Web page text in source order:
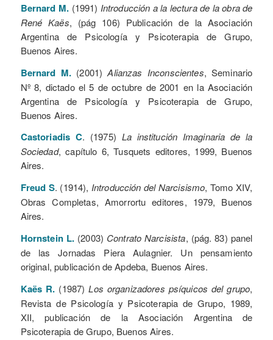
Bernard M. (1991) Introducción a la lectura de la obra de
René Kaës, (pág 106) Publicación de la Asociación
Argentina de Psicología y Psicoterapia de Grupo,
Buenos Aires.
Bernard M. (2001)Alianzas Inconscientes, Seminario
Nº 8, dictado el 5 de octubre de 2001 en la Asociación
Argentina de Psicología y Psicoterapia de Grupo,
Buenos Aires.
Castoriadis C. (1975) La institución Imaginaria de la
Sociedad, capítulo 6, Tusquets editores, 1999, Buenos
Aires.
Freud S. (1914), Introducción del Narcisismo, Tomo XIV,
Obras Completas, Amorrortu editores, 1979, Buenos
Aires.
Hornstein L. (2003) Contrato Narcisista, (pág. 83) panel
de las Jornadas Piera Aulagnier. Un pensamiento
original, publicación de Apdeba, Buenos Aires.
Kaës R. (1987)Los organizadores psíquicos del grupo,
Revista de Psicología y Psicoterapia de Grupo, 1989,
XII, publicación de la Asociación Argentina de
Psicoterapia de Grupo, Buenos Aires.